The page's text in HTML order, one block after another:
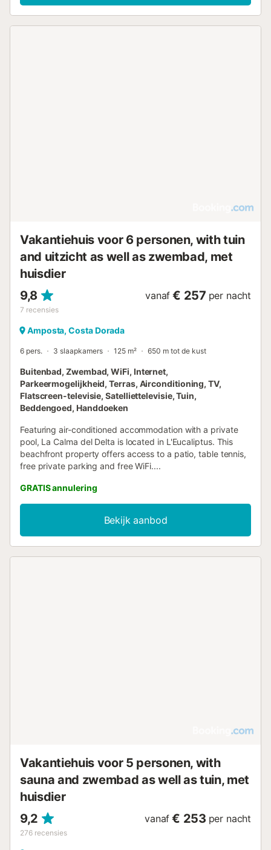
Vakantiehuis voor 6 personen, with tuin
and uitzicht as well as zwembad, met
huisdier
9,8
7 recensies
vanaf € 257 per nacht
Amposta, Costa Dorada
6 pers. 3 slaapkamers 125 m² 650 m tot de kust
Buitenbad, Zwembad, WiFi, Internet,
Parkeermogelijkheid, Terras, Airconditioning, TV,
Flatscreen-televisie, Satelliettelevisie, Tuin,
Beddengoed, Handdoeken
Featuring air-conditioned accommodation with a private
pool, La Calma del Delta is located in L'Eucaliptus. This
beachfront property offers access to a patio, table tennis,
free private parking and free WiFi....
GRATIS annulering
Bekijk aanbod
Vakantiehuis voor 5 personen, with
sauna and zwembad as well as tuin, met
huisdier
9,2
276 recensies
vanaf € 253 per nacht